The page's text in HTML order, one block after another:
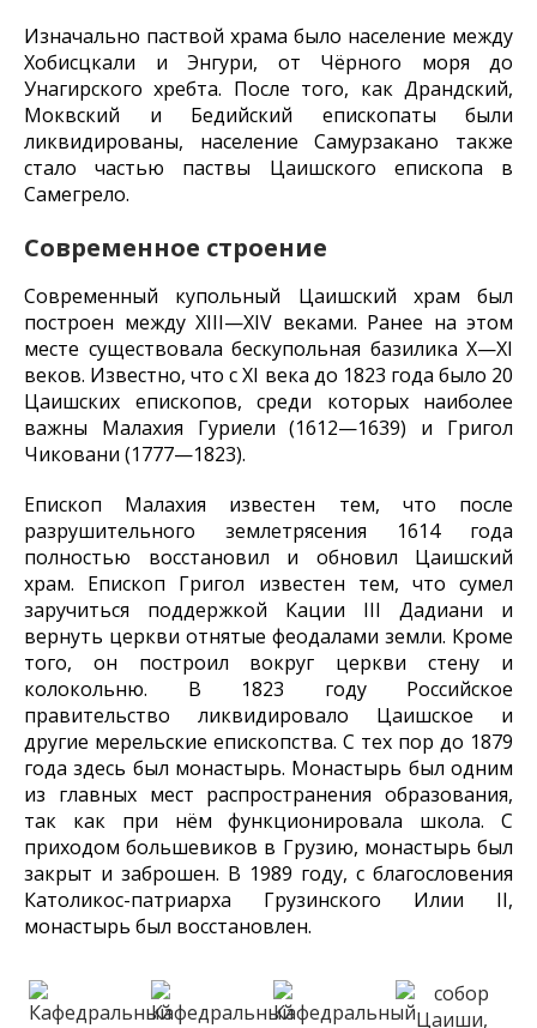
Изначально паствой храма было население между
Хобисцкали и Энгури, от Чёрного моря до
Унагирского хребта. После того, как Драндский,
Моквский и Бедийский епископаты были
ликвидированы, население Самурзакано также
стало частью паствы Цаишского епископа в
Самегрело.
Современное строение
Современный купольный Цаишский храм был
построен между XIII—XIV веками. Ранее на этом
месте существовала бескупольная базилика X—XI
веков. Известно, что с XI века до 1823 года было 20
Цаишских епископов, среди которых наиболее
важны Малахия Гуриели (1612—1639) и Григол
Чиковани (1777—1823).
Епископ Малахия известен тем, что после
разрушительного землетрясения 1614 года
полностью восстановил и обновил Цаишский
храм. Епископ Григол известен тем, что сумел
заручиться поддержкой Кации III Дадиани и
вернуть церкви отнятые феодалами земли. Кроме
того, он построил вокруг церкви стену и
колокольню. В 1823 году Российское
правительство ликвидировало Цаишское и
другие мерельские епископства. С тех пор до 1879
года здесь был монастырь. Монастырь был одним
из главных мест распространения образования,
так как при нём функционировала школа. С
приходом большевиков в Грузию, монастырь был
закрыт и заброшен. В 1989 году, с благословения
Католикос-патриарха Грузинского Илии II,
монастырь был восстановлен.